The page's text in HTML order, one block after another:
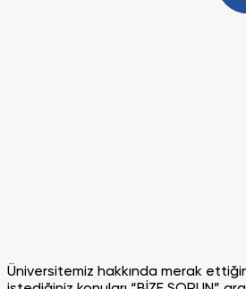
Üniversitemiz hakkında merak